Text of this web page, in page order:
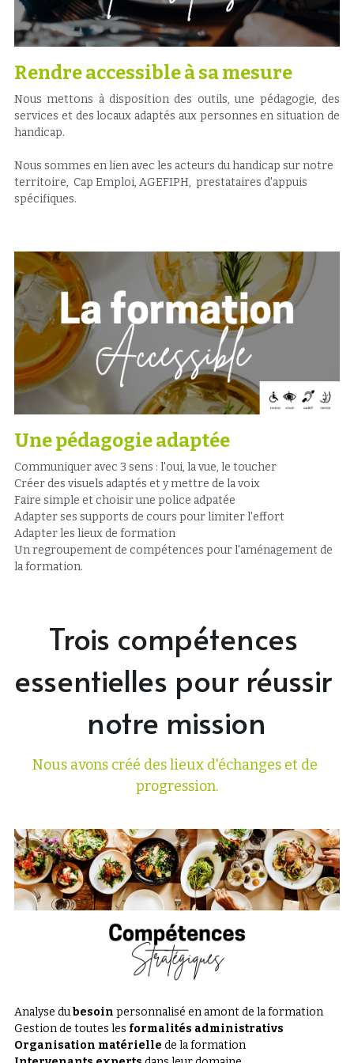
Rendre accessible à sa mesure
Nous mettons à disposition des outils, une pédagogie, des
services et des locaux adaptés aux personnes en situation de
handicap.
Nous sommes en lien avec les acteurs du handicap sur notre
territoire,  Cap Emploi, AGEFIPH,  prestataires d'appuis
spécifiques.
Une pédagogie adaptée
Communiquer avec 3 sens : l'oui, la vue, le toucher
Créer des visuels adaptés et y mettre de la voix
Faire simple et choisir une police adpatée
Adapter ses supports de cours pour limiter l'effort
Adapter les lieux de formation
Un regroupement de compétences pour l'aménagement de
la formation.
Trois compétences
essentielles pour réussir
notre mission
Nous avons créé des lieux d'échanges et de
progression.
Analyse du besoin personnalisé en amont de la formation
Gestion de toutes les formalités administrativs
Organisation matérielle de la formation